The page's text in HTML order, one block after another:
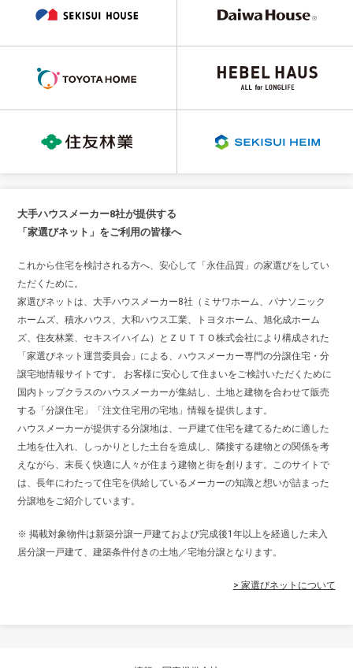
大手ハウスメーカー8社が提供する
「家選びネット」をご利用の皆様へ
これから住宅を検討される方へ、安心して「永住品質」の家選びをしてい
ただくために。
家選びネットは、大手ハウスメーカー8社（ミサワホーム、パナソニック
ホームズ、積水ハウス、大和ハウス工業、トヨタホーム、旭化成ホーム
ズ、住友林業、セキスイハイム）とＺＵＴＴＯ株式会社により構成された
「家選びネット運営委員会」による、ハウスメーカー専門の分譲住宅・分
譲宅地情報サイトです。 お客様に安心して住まいをご検討いただくために
国内トップクラスのハウスメーカーが集結し、土地と建物を合わせて販売
する「分譲住宅」「注文住宅用の宅地」情報を提供します。
ハウスメーカーが提供する分譲地は、一戸建て住宅を建てるために適した
土地を仕入れ、しっかりとした土台を造成し、隣接する建物との関係を考
えながら、末長く快適に人々が住まう建物と街を創ります。このサイトで
は、長年にわたって住宅を供給しているメーカーの知識と想いが詰まった
分譲地をご紹介しています。
※ 掲載対象物件は新築分譲一戸建ておよび完成後1年以上を経過した未入
居分譲一戸建て、建築条件付きの土地／宅地分譲となります。
> 家選びネットについて